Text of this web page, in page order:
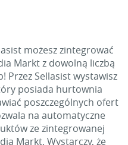
możesz zintegrować
Markt z dowolną liczbą
Przez Sellasist wystawisz
posiada hurtownia
poszczególnych ofert
na automatyczne
ze zintegrowanej
Markt. Wystarczy, że